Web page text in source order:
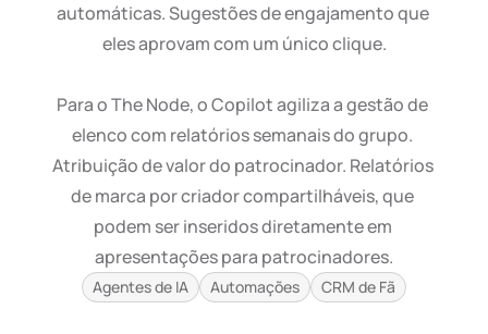
automáticas. Sugestões de engajamento que
eles aprovam com um único clique.
Para o The Node, o Copilot agiliza a gestão de
elenco com relatórios semanais do grupo.
Atribuição de valor do patrocinador. Relatórios
de marca por criador compartilháveis, que
podem ser inseridos diretamente em
apresentações para patrocinadores.
Agentes de IA Automações CRM de Fã